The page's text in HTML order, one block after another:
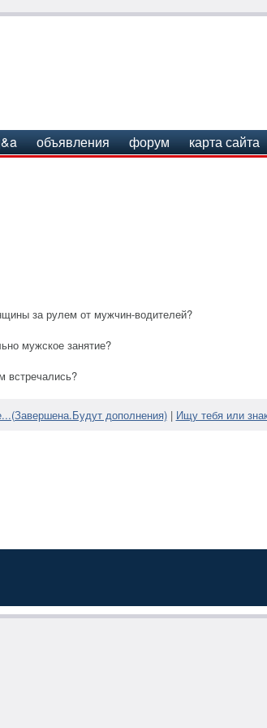
объявления форум карта сайта
за рулем от мужчин-водителей?
мужское занятие?
встречались?
дополнения)| Ищу тебя или